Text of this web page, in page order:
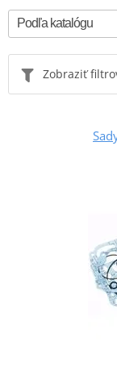
Zobraziť